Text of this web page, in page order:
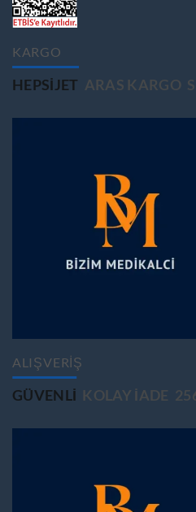
KARGO
HEPSIJET ARAS KARGO
ALIŞVERİŞ
GÜVENLİ KOLAY İADE